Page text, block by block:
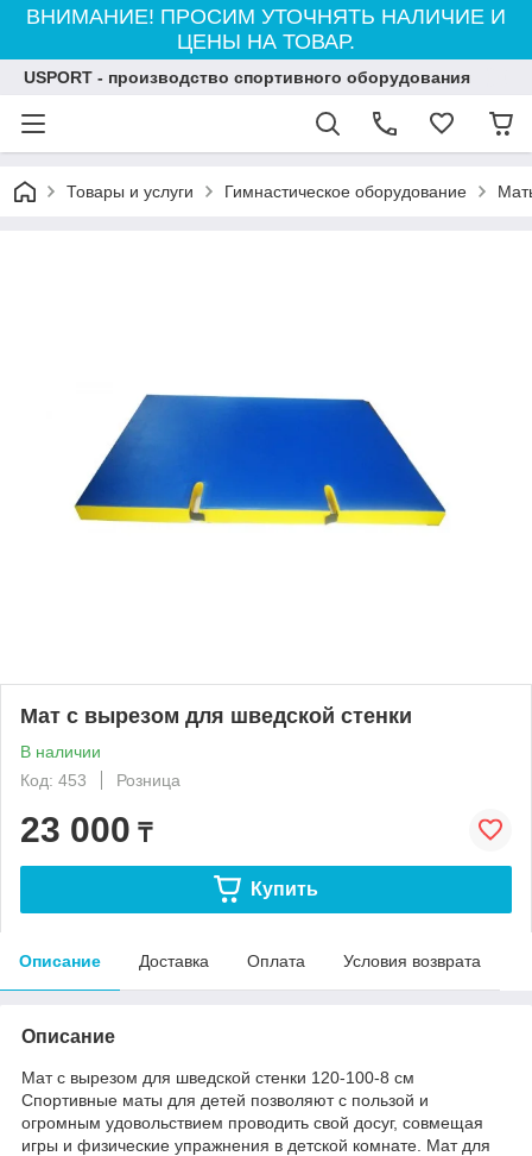
ВНИМАНИЕ! ПРОСИМ УТОЧНЯТЬ НАЛИЧИЕ И
ЦЕНЫ НА ТОВАР.
USPORT - производство спортивного оборудования
Товары и услуги Гимнастическое оборудование
Мат с вырезом для шведской стенки
В наличии
Код: 453
Розница
23 000 ₸
Купить
Описание Доставка Оплата Условия возврата
Описание
Мат с вырезом для шведской стенки 120-100-8 см
Спортивные маты для детей позволяют с пользой и
огромным удовольствием проводить свой досуг, совмещая
игры и физические упражнения в детской комнате. Мат для